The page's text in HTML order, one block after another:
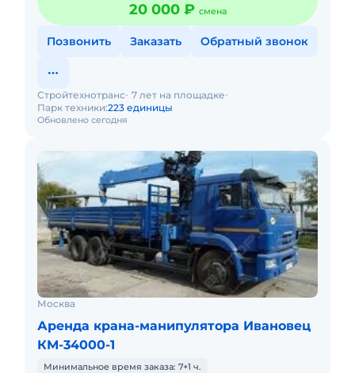
20 000 ₽ смена
Позвонить Заказать Обратный звонок
Обновлено сегодня
Стройтехнотранс 7 лет на площадке
Парк техники:223 единицы
Москва
Аренда крана-манипулятора Ивановец
КМ-34000-1
Минимальное время заказа: 7+1 ч.